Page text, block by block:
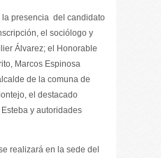
la presencia del candidato
el sociólogo y
Álvarez; el Honorable
Marcos Espinosa
de la comuna de
el destacado
y autoridades
realizará en la sede del